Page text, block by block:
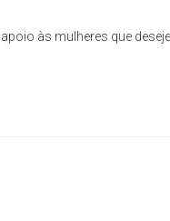
às mulheres que